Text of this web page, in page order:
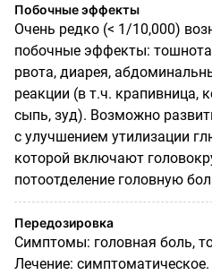
Побочные эффекты
Очень редко (< 1/10,000)
побочные эффекты:
рвота, диарея,
реакции (в т.ч. крапивница,
сыпь, зуд). Возможно
с улучшением утилизации
которой включают
потоотделение головную
Передозировка
Симптомы: головная боль,
Лечение: